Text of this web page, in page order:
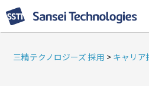
三精テクノロジーズ 採用 > キャリア